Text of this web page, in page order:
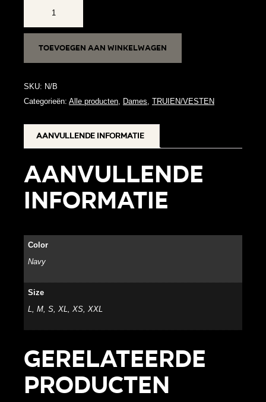
aantal
Toevoegen aan winkelwagen
SKU: N/B
Categorieën: Alle producten Dames TRUIEN/VESTEN
Aanvullende informatie
Aanvullende
informatie
Color
Navy
Size
L, M, S, XL, XS, XXL
Gerelateerde
producten